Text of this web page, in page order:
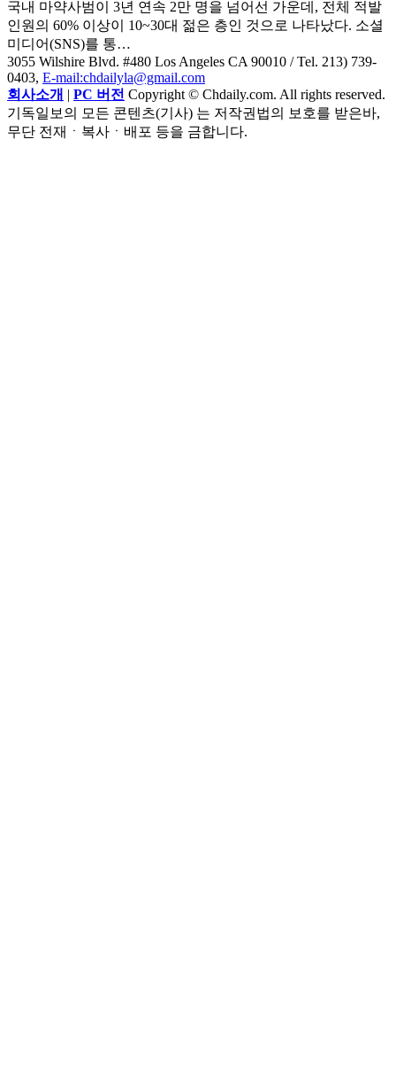
국내 마약사범이 3년 연속 2만 명을 넘어선 가운데, 전체 적발
인원의 60% 이상이 10~30대 젊은 층인 것으로 나타났다. 소셜
미디어(SNS)를 통…
3055 Wilshire Blvd. #480 Los Angeles CA 90010 / Tel. 213) 739-
0403, E-mail:chdailyla@gmail.com
회사소개 | PC 버전 Copyright © Chdaily.com. All rights reserved.
기독일보의 모든 콘텐츠(기사) 는 저작권법의 보호를 받은바,
무단 전재ㆍ복사ㆍ배포 등을 금합니다.